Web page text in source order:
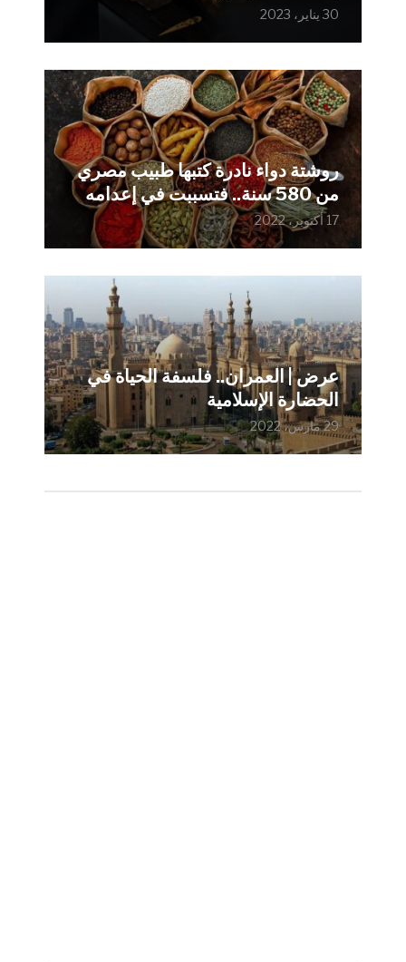
30 يناير، 2023
روشتة دواء نادرة كتبها طبيب مصري
من 580 سنة.. فتسببت في إعدامه
17 أكتوبر، 2022
عرض | العمران.. فلسفة الحياة في
الحضارة الإسلامية
29 مارس، 2022